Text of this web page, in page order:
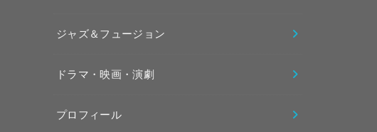
ジャズ＆フュージョン
ドラマ・映画・演劇
プロフィール